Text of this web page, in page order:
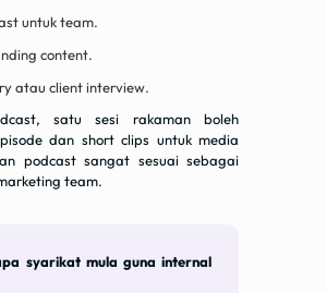
untuk team.
content.
atau client interview.
satu sesi rakaman boleh
dan short clips untuk media
podcast sangat sesuai sebagai
team.
syarikat mula guna internal